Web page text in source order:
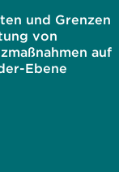
und Grenzen
von
auf
Ebene